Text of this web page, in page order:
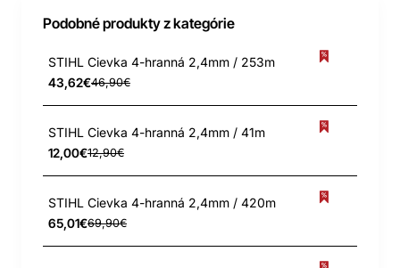
Podobné produkty z kategórie
STIHL Cievka 4-hranná 2,4mm / 253m
43,62€46,90€
STIHL Cievka 4-hranná 2,4mm / 41m
12,00€12,90€
STIHL Cievka 4-hranná 2,4mm / 420m
65,01€69,90€